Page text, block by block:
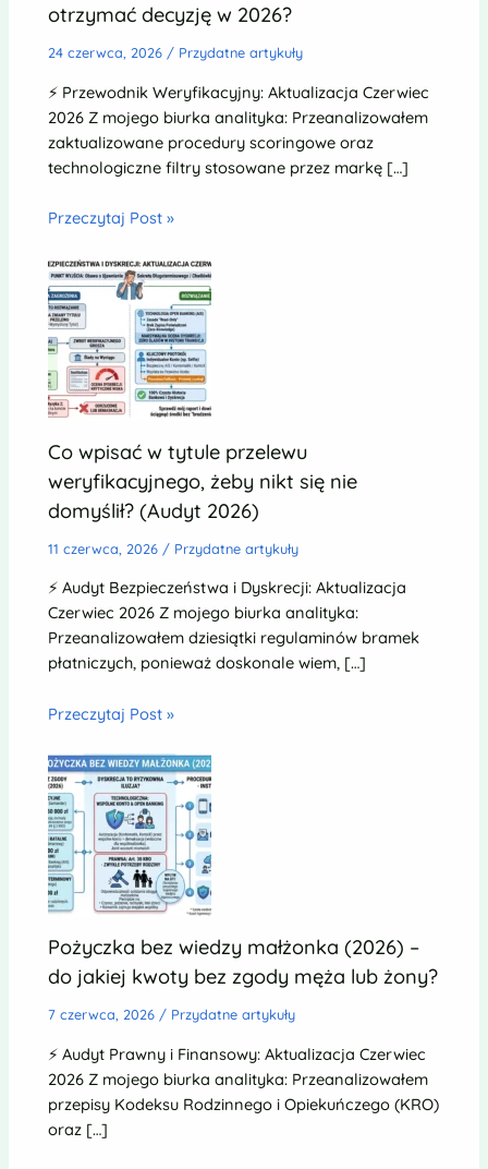
otrzymać decyzję w 2026?
24 czerwca, 2026 / Przydatne artykuły
⚡ Przewodnik Weryfikacyjny: Aktualizacja Czerwiec
2026 Z mojego biurka analityka: Przeanalizowałem
zaktualizowane procedury scoringowe oraz
technologiczne filtry stosowane przez markę […]
Przeczytaj Post »
Co wpisać w tytule przelewu
weryfikacyjnego, żeby nikt się nie
domyślił? (Audyt 2026)
11 czerwca, 2026 / Przydatne artykuły
⚡ Audyt Bezpieczeństwa i Dyskrecji: Aktualizacja
Czerwiec 2026 Z mojego biurka analityka:
Przeanalizowałem dziesiątki regulaminów bramek
płatniczych, ponieważ doskonale wiem, […]
Przeczytaj Post »
Pożyczka bez wiedzy małżonka (2026) –
do jakiej kwoty bez zgody męża lub żony?
7 czerwca, 2026 / Przydatne artykuły
⚡ Audyt Prawny i Finansowy: Aktualizacja Czerwiec
2026 Z mojego biurka analityka: Przeanalizowałem
przepisy Kodeksu Rodzinnego i Opiekuńczego (KRO)
oraz […]